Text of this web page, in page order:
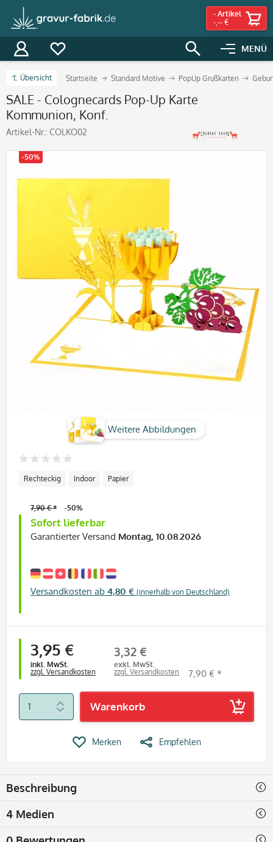
MENÜ
- Artikel
-,-- €
Übersicht Startseite Standard Motive PopUp Grußkarten
SALE - Colognecards Pop-Up Karte
Kommunion, Konf.
Artikel-Nr.: COLKO02
Weitere Abbildungen
-50%
Rechteckig Indoor Papier
Sofort lieferbar
Garantierter Versand Montag, 10.08.2026
Versandkosten ab 4,80 € (innerhalb von Deutschland)
7,90 € * -50%
3,95 €
inkl. MwSt.
zzgl. Versandkosten
3,32 €
exkl. MwSt.
zzgl. Versandkosten
7,90 € *
Warenkorb
Merken Empfehlen
Beschreibung
4 Medien